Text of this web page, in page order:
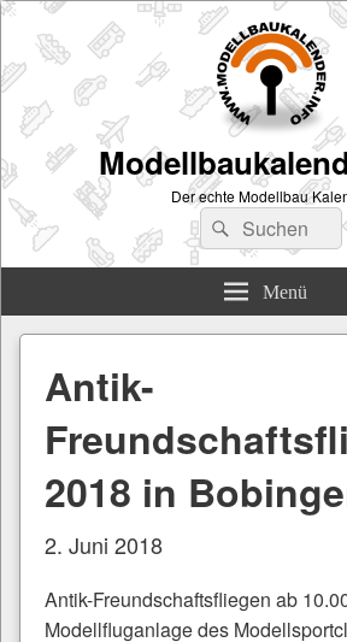
Der echte Modellbau
Suchen
nach:
Suchen
Menü
Antik-
2018 in
2. Juni 2018
Antik-Freundschaftsfliegen ab
Modellfluganlage des